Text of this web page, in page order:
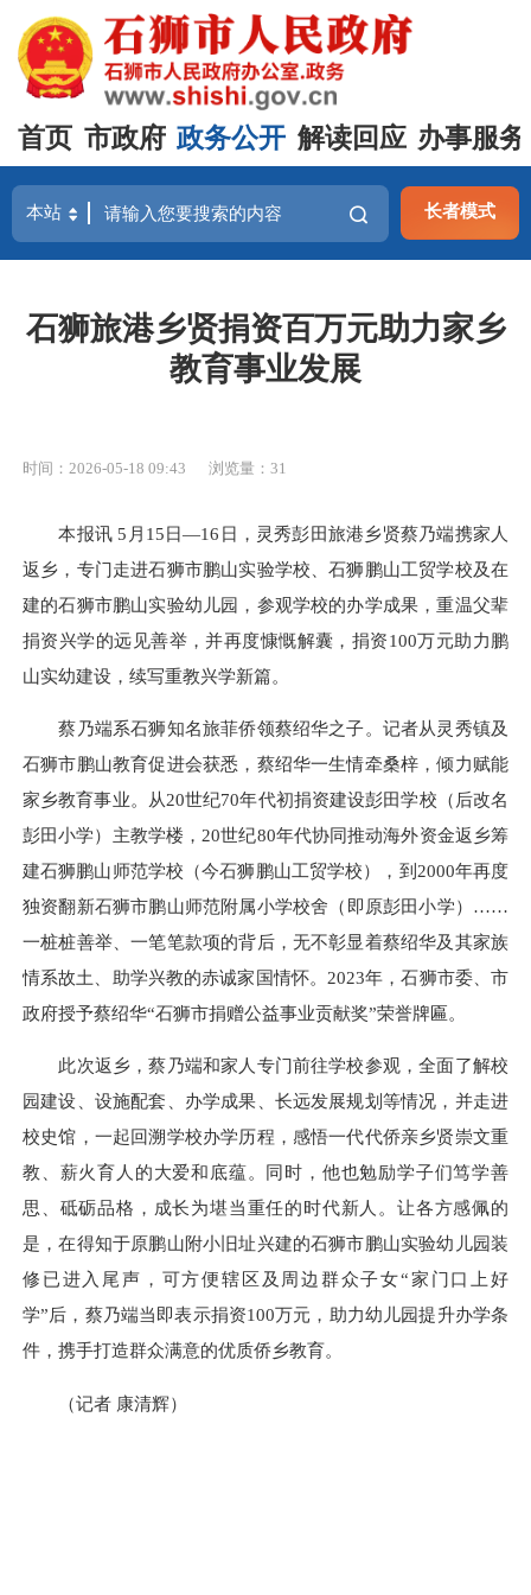
首页 市政府 政务公开 解读回应 办事服务
长者模式
石狮旅港乡贤捐资百万元助力家乡
教育事业发展
时间：2026-05-18 09:43 浏览量： 31
本报讯 5月15日—16日，灵秀彭田旅港乡贤蔡乃端携家人
返乡，专门走进石狮市鹏山实验学校、石狮鹏山工贸学校及在
建的石狮市鹏山实验幼儿园，参观学校的办学成果，重温父辈
捐资兴学的远见善举，并再度慷慨解囊，捐资100万元助力鹏
山实幼建设，续写重教兴学新篇。
蔡乃端系石狮知名旅菲侨领蔡绍华之子。记者从灵秀镇及
石狮市鹏山教育促进会获悉，蔡绍华一生情牵桑梓，倾力赋能
家乡教育事业。从20世纪70年代初捐资建设彭田学校（后改名
彭田小学）主教学楼，20世纪80年代协同推动海外资金返乡筹
建石狮鹏山师范学校（今石狮鹏山工贸学校），到2000年再度
独资翻新石狮市鹏山师范附属小学校舍（即原彭田小学）……
一桩桩善举、一笔笔款项的背后，无不彰显着蔡绍华及其家族
情系故土、助学兴教的赤诚家国情怀。2023年，石狮市委、市
政府授予蔡绍华“石狮市捐赠公益事业贡献奖”荣誉牌匾。
此次返乡，蔡乃端和家人专门前往学校参观，全面了解校
园建设、设施配套、办学成果、长远发展规划等情况，并走进
校史馆，一起回溯学校办学历程，感悟一代代侨亲乡贤崇文重
教、薪火育人的大爱和底蕴。同时，他也勉励学子们笃学善
思、砥砺品格，成长为堪当重任的时代新人。让各方感佩的
是，在得知于原鹏山附小旧址兴建的石狮市鹏山实验幼儿园装
修已进入尾声，可方便辖区及周边群众子女“家门口上好
学”后，蔡乃端当即表示捐资100万元，助力幼儿园提升办学条
件，携手打造群众满意的优质侨乡教育。
（记者 康清辉）